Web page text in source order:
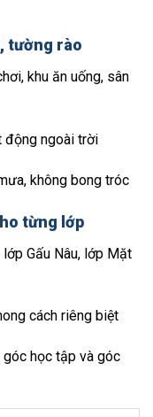
tường rào
khu ăn uống, sân
động ngoài trời
không bong tróc
từng lớp
Gấu Nâu, lớp Mặt
cách riêng biệt
học tập và góc